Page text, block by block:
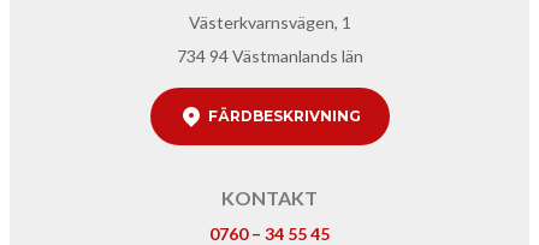
Västerkvarnsvägen, 1
734 94 Västmanlands län
FÄRDBESKRIVNING
KONTAKT
0760 – 34 55 45